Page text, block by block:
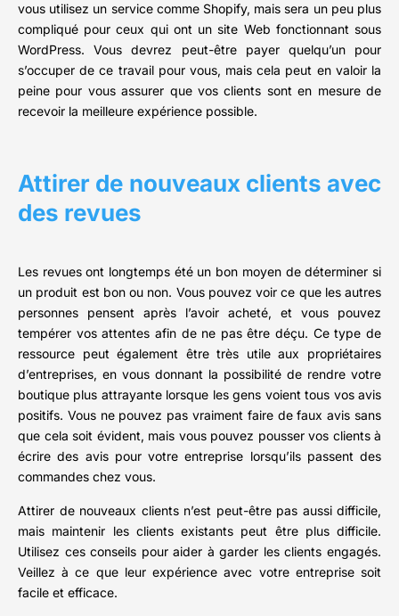
vous utilisez un service comme Shopify, mais sera un peu plus
compliqué pour ceux qui ont un site Web fonctionnant sous
WordPress. Vous devrez peut-être payer quelqu’un pour
s’occuper de ce travail pour vous, mais cela peut en valoir la
peine pour vous assurer que vos clients sont en mesure de
recevoir la meilleure expérience possible.
Attirer de nouveaux clients avec
des revues
Les revues ont longtemps été un bon moyen de déterminer si
un produit est bon ou non. Vous pouvez voir ce que les autres
personnes pensent après l’avoir acheté, et vous pouvez
tempérer vos attentes afin de ne pas être déçu. Ce type de
ressource peut également être très utile aux propriétaires
d’entreprises, en vous donnant la possibilité de rendre votre
boutique plus attrayante lorsque les gens voient tous vos avis
positifs. Vous ne pouvez pas vraiment faire de faux avis sans
que cela soit évident, mais vous pouvez pousser vos clients à
écrire des avis pour votre entreprise lorsqu’ils passent des
commandes chez vous.
Attirer de nouveaux clients n’est peut-être pas aussi difficile,
mais maintenir les clients existants peut être plus difficile.
Utilisez ces conseils pour aider à garder les clients engagés.
Veillez à ce que leur expérience avec votre entreprise soit
facile et efficace.